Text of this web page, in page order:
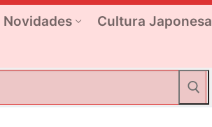
Novidades Cultura Japonesa